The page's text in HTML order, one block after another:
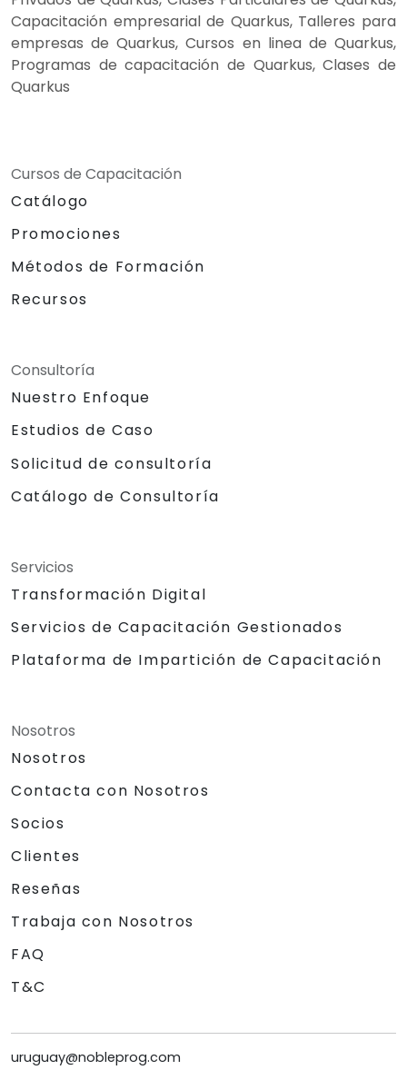
Capacitación empresarial de Quarkus, Talleres para
empresas de Quarkus, Cursos en linea de Quarkus,
Programas de capacitación de Quarkus, Clases de
Quarkus
Cursos de Capacitación
Catálogo
Promociones
Métodos de Formación
Recursos
Consultoría
Nuestro Enfoque
Estudios de Caso
Solicitud de consultoría
Catálogo de Consultoría
Servicios
Transformación Digital
Servicios de Capacitación Gestionados
Plataforma de Impartición de Capacitación
Nosotros
Nosotros
Contacta con Nosotros
Socios
Clientes
Reseñas
Trabaja con Nosotros
FAQ
T&C
uruguay@nobleprog.com